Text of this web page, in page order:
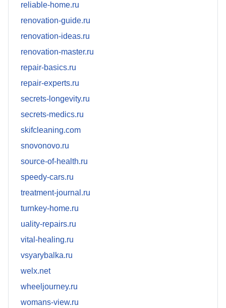
reliable-home.ru
renovation-guide.ru
renovation-ideas.ru
renovation-master.ru
repair-basics.ru
repair-experts.ru
secrets-longevity.ru
secrets-medics.ru
skifcleaning.com
snovonovo.ru
source-of-health.ru
speedy-cars.ru
treatment-journal.ru
turnkey-home.ru
uality-repairs.ru
vital-healing.ru
vsyarybalka.ru
welx.net
wheeljourney.ru
womans-view.ru